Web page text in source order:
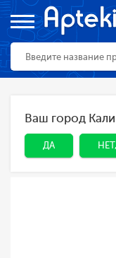
ДА НЕТ,
Ваш город
ДА
Главная Каталог
Презервативы